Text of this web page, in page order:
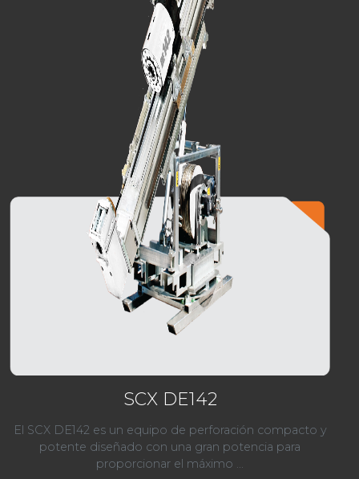
SCX DE142
El SCX DE142 es un equipo de perforación compacto y
potente diseñado con una gran potencia para
proporcionar el máximo ...